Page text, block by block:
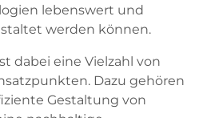
lebenswert und
werden können.
dabei eine Vielzahl von
Dazu gehören
Gestaltung von